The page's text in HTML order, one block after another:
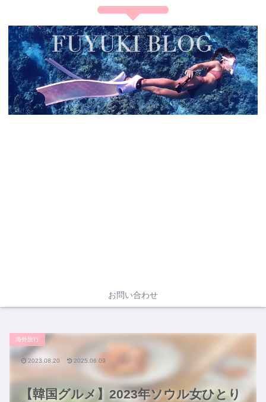
お問い合わせ
【韓国グルメ】2023年ソウル女ひとり
海外旅行
2023.08.20 2025.06.09